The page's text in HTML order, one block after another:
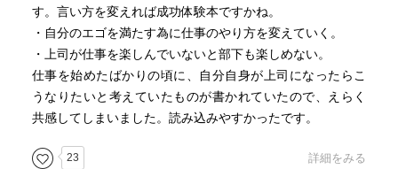
す。言い方を変えれば成功体験本ですかね。
・自分のエゴを満たす為に仕事のやり方を変えていく。
・上司が仕事を楽しんでいないと部下も楽しめない。
仕事を始めたばかりの頃に、自分自身が上司になったらこ
うなりたいと考えていたものが書かれていたので、えらく
共感してしまいました。読み込みやすかったです。
23 詳細をみる